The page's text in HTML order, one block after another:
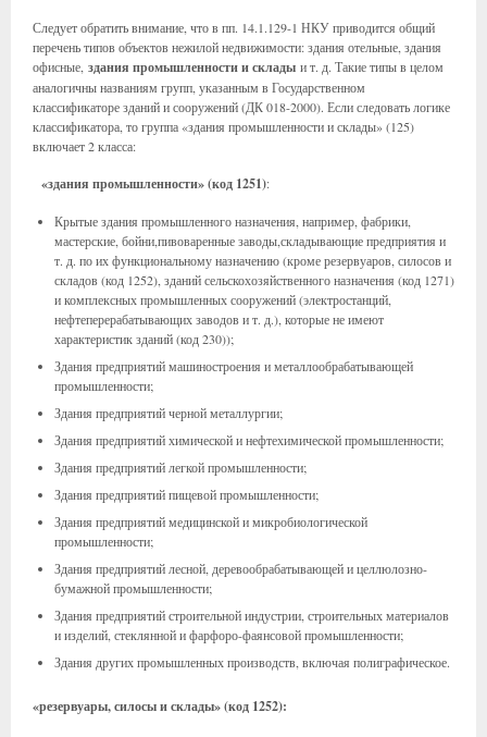
Следует обратить внимание, что в пп. 14.1.129-1 НКУ приводится общий
перечень типов объектов нежилой недвижимости: здания отельные, здания
офисные, здания промышленности и склады и т. д. Такие типы в целом
аналогичны названиям групп, указанным в Государственном
классификаторе зданий и сооружений (ДК 018-2000). Если следовать логике
классификатора, то группа «здания промышленности и склады» (125)
включает 2 класса:
«здания промышленности» (код 1251):
Крытые здания промышленного назначения, например, фабрики,
мастерские, бойни,пивоваренные заводы,складывающие предприятия и
т. д. по их функциональному назначению (кроме резервуаров, силосов и
складов (код 1252), зданий сельскохозяйственного назначения (код 1271)
и комплексных промышленных сооружений (электростанций,
нефтеперерабатывающих заводов и т. д.), которые не имеют
характеристик зданий (код 230));
Здания предприятий машиностроения и металлообрабатывающей
промышленности;
Здания предприятий черной металлургии;
Здания предприятий химической и нефтехимической промышленности;
Здания предприятий легкой промышленности;
Здания предприятий пищевой промышленности;
Здания предприятий медицинской и микробиологической
промышленности;
Здания предприятий лесной, деревообрабатывающей и целлюлозно-
бумажной промышленности;
Здания предприятий строительной индустрии, строительных материалов
и изделий, стеклянной и фарфоро-фаянсовой промышленности;
Здания других промышленных производств, включая полиграфическое.
«резервуары, силосы и склады» (код 1252):